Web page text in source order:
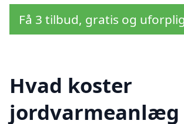
Få 3 tilbud, gratis og
Hvad koster
jordvarmeanlæg